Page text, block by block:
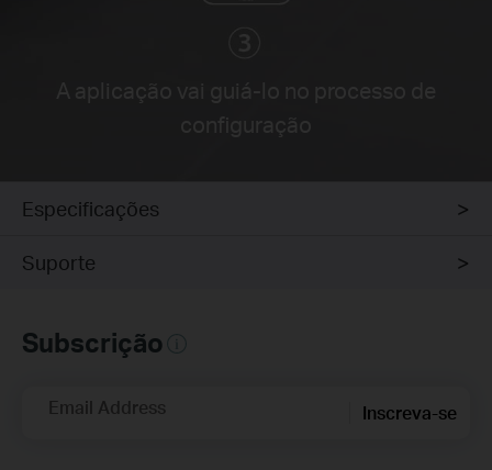
Especificações
Suporte
Subscrição
Email Address Inscreva-se